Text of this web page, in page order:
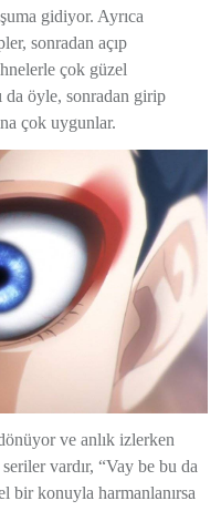
gidiyor. Ayrıca
sonradan açıp
çok güzel
da öyle, sonradan girip
çok uygunlar.
ve anlık izlerken
vardır, “Vay be bu da
bir konuyla harmanlanırsa